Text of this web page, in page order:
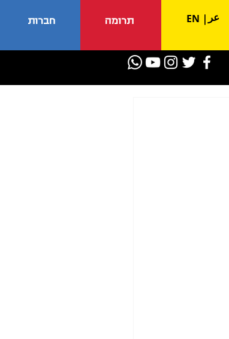
חברות תרומה عر EN